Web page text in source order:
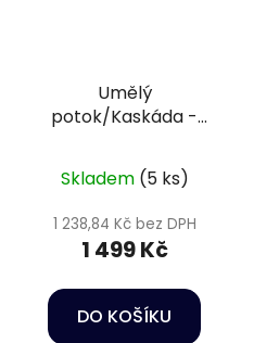
Umělý
potok/Kaskáda -
108x44cm
Skladem (5 ks)
1 238,84 Kč bez DPH
1 499 Kč
DO KOŠÍKU